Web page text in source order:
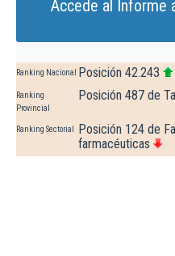
Accede al Informe
Ranking Nacional Posición 42.243
Ranking
Provincial
Posición 487 de
Ranking Sectorial
Posición 124 de
farmacéuticas